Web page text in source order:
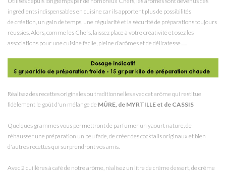
ingrédients indispensables en cuisine car ils apportent plus de possibilités
de création, un gain de temps, une régularité et la sécurité de préparations toujours
réussies. Alors, comme les Chefs, laissez place à votre créativité et osez les
associations pour une cuisine facile, pleine d’arômes et de délicatesse......
Réalisez des recettes originales ou traditionnelles avec cet arôme qui restitue
fidèlement le goût d'un mélange de MÛRE, de MYRTILLE et de CASSIS
Quelques grammes vous permettront de parfumer un yaourt nature, de
réhausser une préparation un peu fade, de créer des cocktails originaux et bien
d'autres recettes qui surprendront vos amis.
Avec 2 cuillères à café de notre arôme, réalisez un litre de crême dessert, de crême